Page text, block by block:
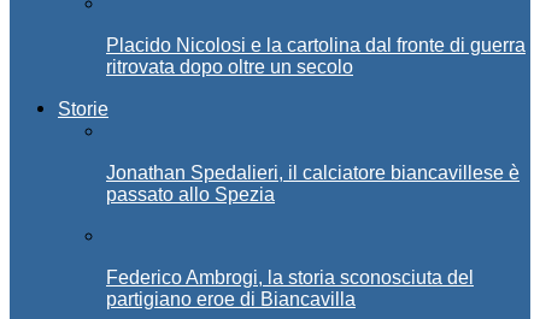
Placido Nicolosi e la cartolina dal fronte di guerra
ritrovata dopo oltre un secolo
Storie
Jonathan Spedalieri, il calciatore biancavillese è
passato allo Spezia
Federico Ambrogi, la storia sconosciuta del
partigiano eroe di Biancavilla